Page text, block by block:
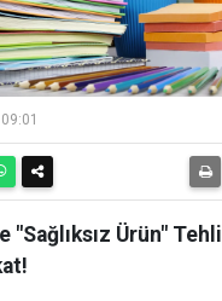
"Sağlıksız Ürün"